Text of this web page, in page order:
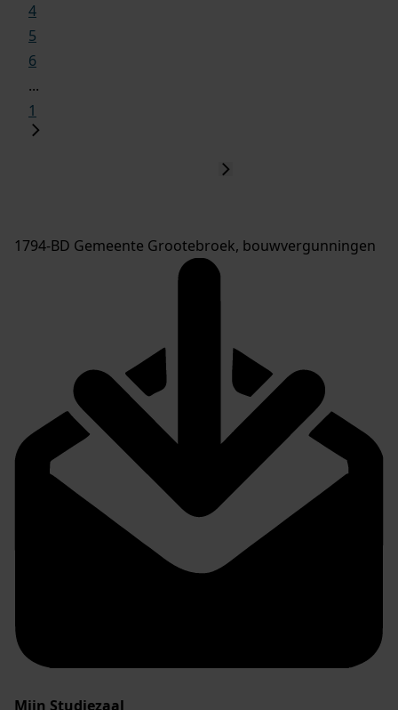
4
5
6
...
1
1794-BD Gemeente Grootebroek, bouwvergunningen
Mijn Studiezaal